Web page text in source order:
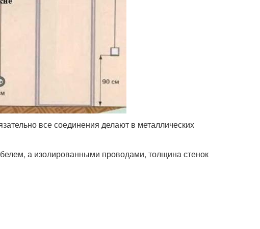
все соединения делают в металлических
а изолированными проводами, толщина стенок